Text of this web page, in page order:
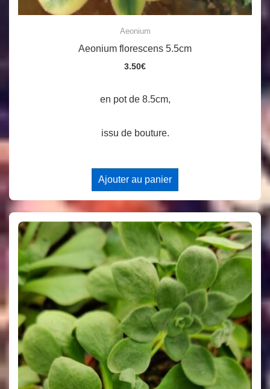
Aeonium
Aeonium florescens 5.5cm
3.50€
en pot de 8.5cm,
issu de bouture.
Ajouter au panier